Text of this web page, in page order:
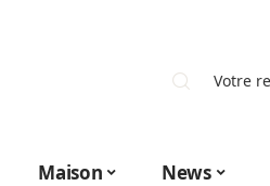
Maison News